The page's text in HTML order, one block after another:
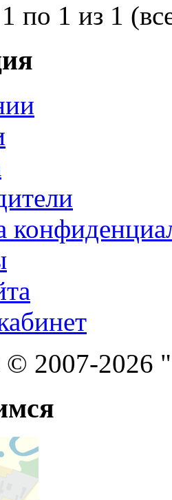
по 1 из 1
© 2007-2026